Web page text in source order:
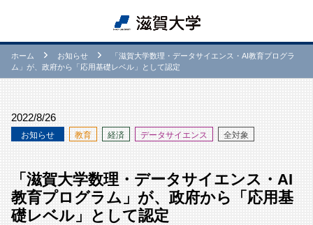
ホーム お知らせ
「滋賀大学数理・データサイエンス・AI教育プログラ
ム」が、政府から「応用基礎レベル」として認定
2022/8/26
お知らせ 教育 経済 データサイエンス 全対象
「滋賀大学数理・データサイエンス・AI
教育プログラム」が、政府から「応用基
礎レベル」として認定